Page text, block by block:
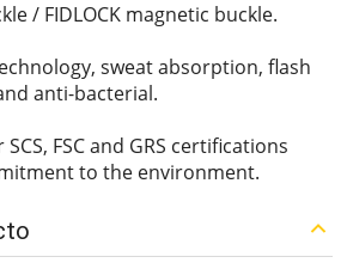
/ FIDLOCK magnetic buckle.
sweat absorption, flash
anti-bacterial.
SCS, FSC and GRS certifications
to the environment.